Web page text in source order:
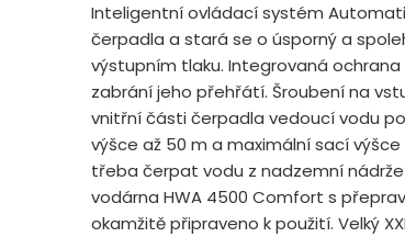
Inteligentní ovládací systém
čerpadla a stará se o úsporný a
výstupním tlaku. Integrovaná
zabrání jeho přehřátí. Šroubení na
vnitřní části čerpadla vedoucí vodu
výšce až 50 m a maximální sací
třeba čerpat vodu z nadzemní
vodárna HWA 4500 Comfort s
okamžitě připraveno k použití. Velký